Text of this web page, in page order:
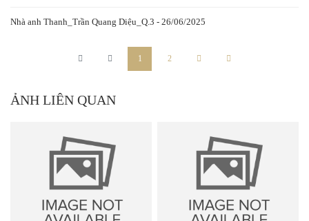
Nhà anh Thanh_Trần Quang Diệu_Q.3 - 26/06/2025
1 2
ẢNH LIÊN QUAN